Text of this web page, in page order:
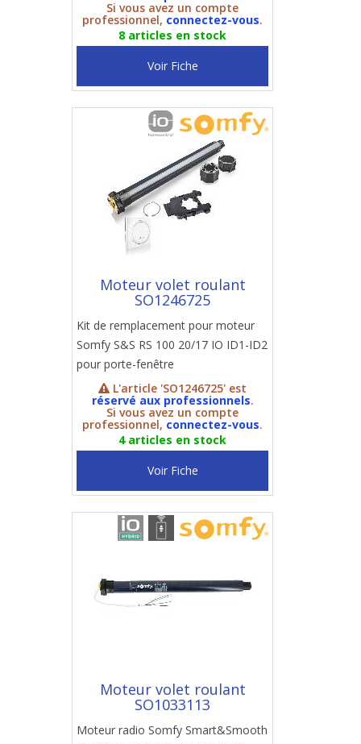
Si vous avez un compte
professionnel, connectez-vous.
8 articles en stock
Voir Fiche
Moteur volet roulant
SO1246725
Kit de remplacement pour moteur
Somfy S&S RS 100 20/17 IO ID1-ID2
pour porte-fenêtre
L'article 'SO1246725' est
réservé aux professionnels.
Si vous avez un compte
professionnel, connectez-vous.
4 articles en stock
Voir Fiche
Moteur volet roulant
SO1033113
Moteur radio Somfy Smart&Smooth